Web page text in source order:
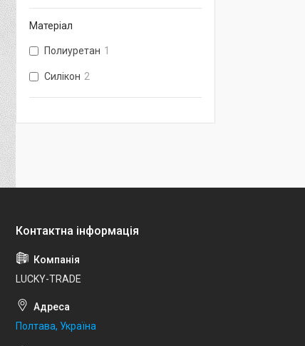
Матеріал
Полиуретан 1
Силікон 2
LUCKY-TRADE
Полтава, Україна